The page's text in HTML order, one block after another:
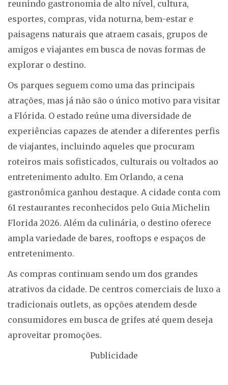
reunindo gastronomia de alto nível, cultura,
esportes, compras, vida noturna, bem-estar e
paisagens naturais que atraem casais, grupos de
amigos e viajantes em busca de novas formas de
explorar o destino.
Os parques seguem como uma das principais
atrações, mas já não são o único motivo para visitar
a Flórida. O estado reúne uma diversidade de
experiências capazes de atender a diferentes perfis
de viajantes, incluindo aqueles que procuram
roteiros mais sofisticados, culturais ou voltados ao
entretenimento adulto. Em Orlando, a cena
gastronômica ganhou destaque. A cidade conta com
61 restaurantes reconhecidos pelo Guia Michelin
Florida 2026. Além da culinária, o destino oferece
ampla variedade de bares, rooftops e espaços de
entretenimento.
As compras continuam sendo um dos grandes
atrativos da cidade. De centros comerciais de luxo a
tradicionais outlets, as opções atendem desde
consumidores em busca de grifes até quem deseja
aproveitar promoções.
Publicidade